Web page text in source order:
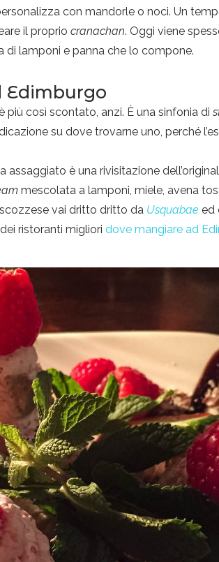
con mandorle o noci. Un
il propriocranachan. Oggi viene
lamponi e panna che lo compone.
Edimburgo
più così scontato, anzi. È una sinfonia di
su dove trovarne uno, perché
assaggiato è una rivisitazione
mescolata a lamponi, miele, avena
vai dritto dritto da Usquabae ed
ristoranti miglioridove mangiare ad